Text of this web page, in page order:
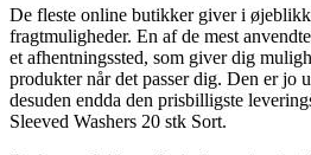
De fleste online butikker giver i
fragtmuligheder. En af de mest
et afhentningssted, som giver dig
produkter når det passer dig. Den er jo
desuden endda den prisbilligste
Sleeved Washers 20 stk Sort.